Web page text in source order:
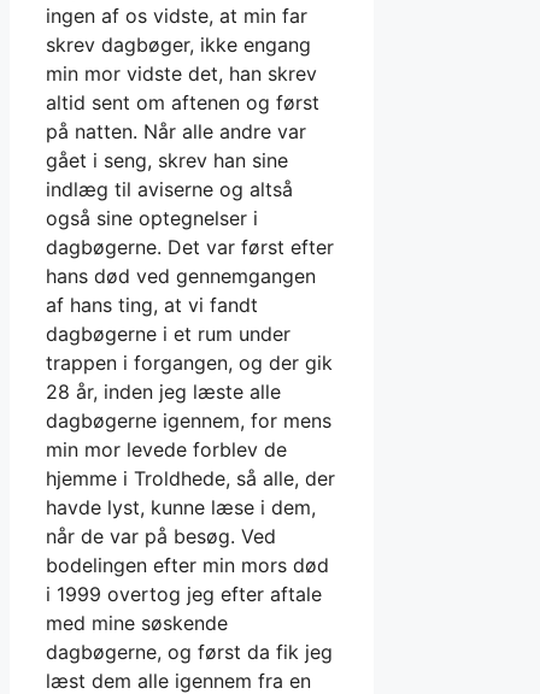
ingen af os vidste, at min far
skrev dagbøger, ikke engang
min mor vidste det, han skrev
altid sent om aftenen og først
på natten. Når alle andre var
gået i seng, skrev han sine
indlæg til aviserne og altså
også sine optegnelser i
dagbøgerne. Det var først efter
hans død ved gennemgangen
af hans ting, at vi fandt
dagbøgerne i et rum under
trappen i forgangen, og der gik
28 år, inden jeg læste alle
dagbøgerne igennem, for mens
min mor levede forblev de
hjemme i Troldhede, så alle, der
havde lyst, kunne læse i dem,
når de var på besøg. Ved
bodelingen efter min mors død
i 1999 overtog jeg efter aftale
med mine søskende
dagbøgerne, og først da fik jeg
læst dem alle igennem fra en